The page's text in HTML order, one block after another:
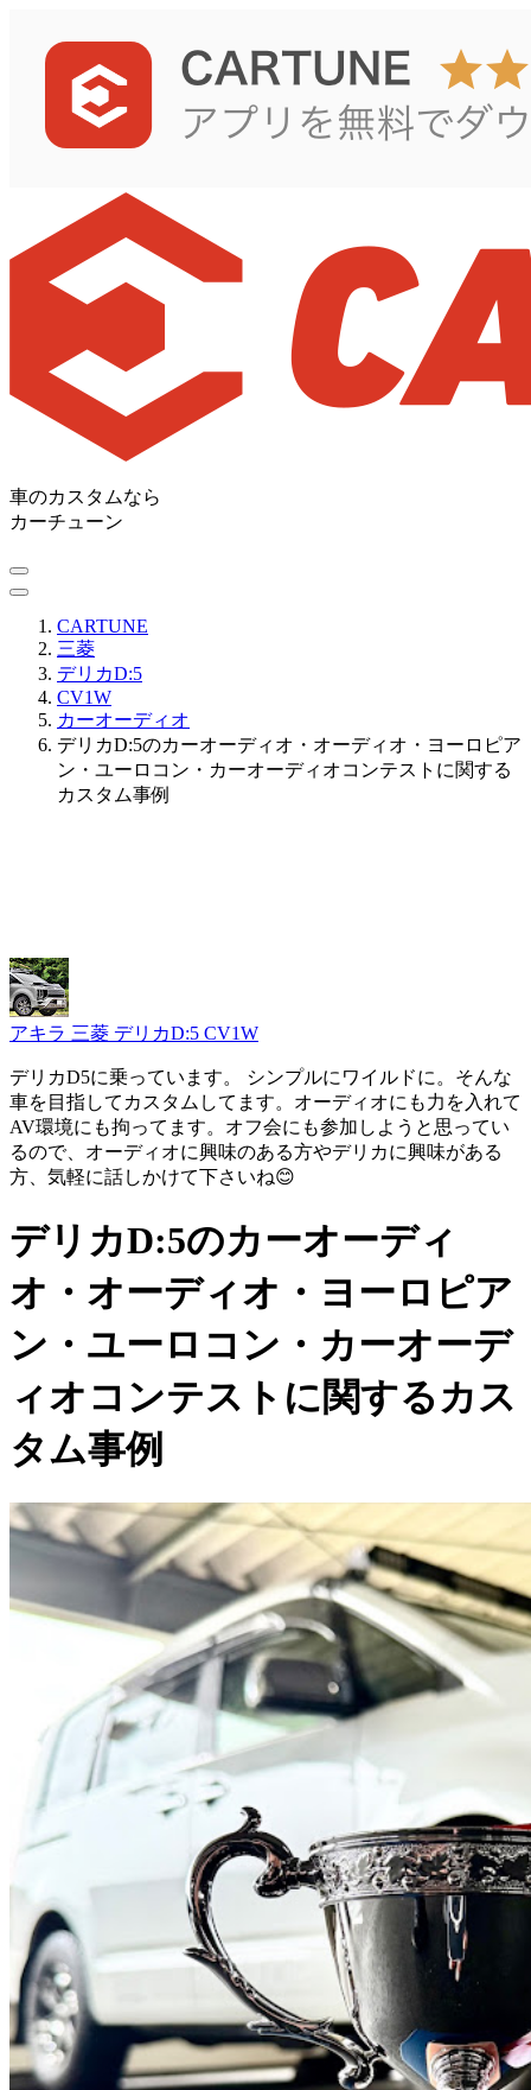
車のカスタムなら
カーチューン
CARTUNE
三菱
デリカD:5
CV1W
カーオーディオ
デリカD:5のカーオーディオ・オーディオ・ヨーロピア
ン・ユーロコン・カーオーディオコンテストに関する
カスタム事例
アキラ 三菱 デリカD:5 CV1W
デリカD5に乗っています。 シンプルにワイルドに。そんな
車を目指してカスタムしてます。オーディオにも力を入れて
AV環境にも拘ってます。オフ会にも参加しようと思ってい
るので、オーディオに興味のある方やデリカに興味がある
方、気軽に話しかけて下さいね😊
デリカD:5のカーオーディ
オ・オーディオ・ヨーロピア
ン・ユーロコン・カーオーデ
ィオコンテストに関するカス
タム事例